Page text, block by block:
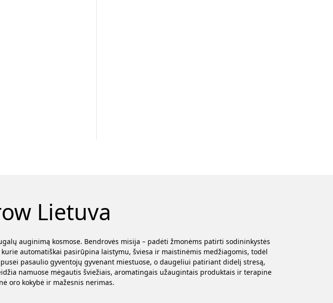
Lietuva
auginimą kosmose. Bendrovės misija – padėti žmonėms patirti sodininkystės
automatiškai pasirūpina laistymu, šviesa ir maistinėmis medžiagomis, todėl
pasaulio gyventojų gyvenant miestuose, o daugeliui patiriant didelį stresą,
namuose mėgautis šviežiais, aromatingais užaugintais produktais ir terapine
oro kokybė ir mažesnis nerimas.